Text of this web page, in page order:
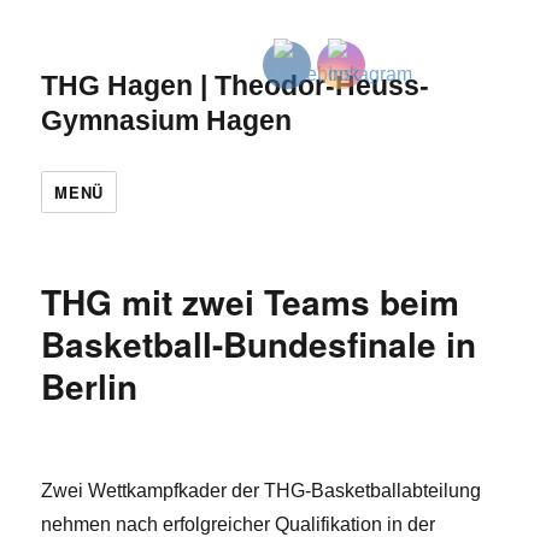
THG Hagen | Theodor-Heuss-
Gymnasium Hagen
MENÜ
THG mit zwei Teams beim
Basketball-Bundesfinale in
Berlin
Zwei Wettkampfkader der THG-Basketballabteilung
nehmen nach erfolgreicher Qualifikation in der